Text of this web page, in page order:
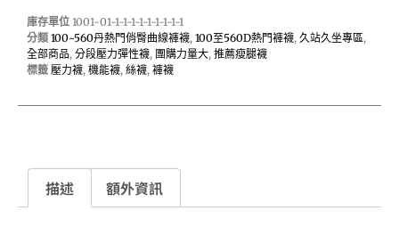
庫存單位 1001-01-1-1-1-1-1-1-1-1-1
分類 100~560丹熱門俏臀曲線褲襪, 100至560D熱門褲襪, 久站久坐專區,
全部商品, 分段壓力彈性襪, 團購力量大, 推薦瘦腿襪
標籤 壓力襪, 機能襪, 絲襪, 褲襪
描述 額外資訊